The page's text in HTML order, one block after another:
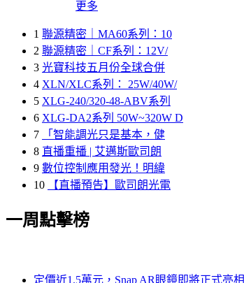
更多
1 聯源精密｜MA60系列：10
2 聯源精密｜CF系列：12V/
3 光寶科技五月份全球合併
4 XLN/XLC系列： 25W/40W/
5 XLG-240/320-48-ABV系列
6 XLG-DA2系列 50W~320W D
7
「智能調光只是基本，健
8 直播重播 | 艾邁斯歐司朗
9 數位控制應用發光！明緯
10
【直播預告】歐司朗光電
一周點擊榜
定價近1.5萬元，Snap AR眼鏡即將正式亮相